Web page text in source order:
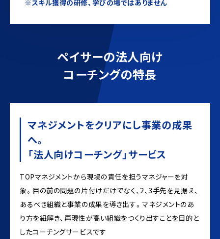
※スキル獲得の研修、学びの場ではありません
ペイサーの法人向け
コーチングの特長
マネジメントをクリアにし事業の成果
へ。
「法人向けコーチング」サービス
TOPマネジメントから現場の責任を担うマネジャーを対
象。目の前の問題の片付けだけでなく、2、3手先を見据え、
あるべき組織と事業の成果を導き出す。マネジメントのあ
り方を紐解き、再現性が高い組織をつくり出すことを目的と
したコーチングサービスです